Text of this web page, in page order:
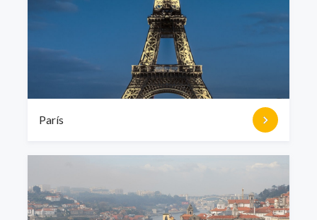
cargo de USD 3,95 por día de alquiler + peajes. Cargo
máximo de USD 19,75 + los peajes. En el caso de las
rentadoras Dollar y Thrifty tienen un pase con peajes
ilimitado. El costo es de USD 10,49 por día de alquiler, con
un costo máximo de USD 52,49 por semana. Al ser un pase
ilimitado, los peajes ya están incluidos en ese monto. Por
último, Sixt rent a car cobra USD 8 por día de alquiler,
también con peaje ilimitado.
París